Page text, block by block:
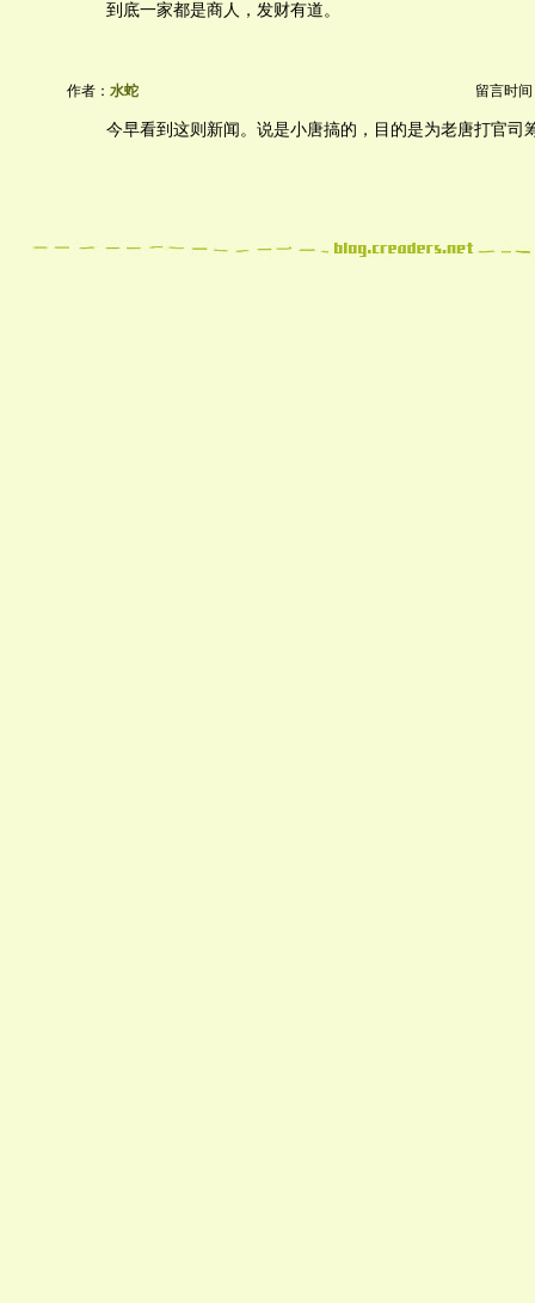
到底一家都是商人，发财有道。
作者： 水蛇 留言时间
今早看到这则新闻。说是小唐搞的，目的是为老唐打官司